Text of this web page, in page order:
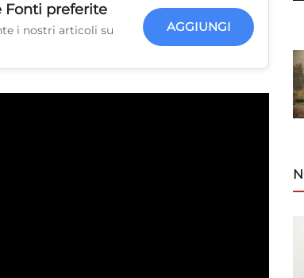
Fonti preferite
i nostri articoli su
AGGIUNGI